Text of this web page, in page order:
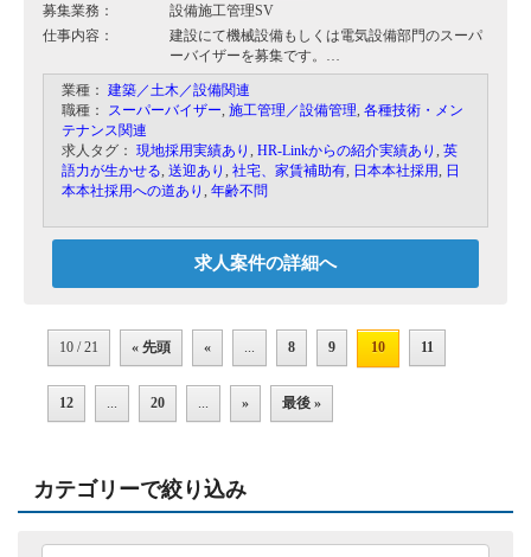
募集業務：
設備施工管理SV
仕事内容：
建設にて機械設備もしくは電気設備部門のスーパ
ーバイザーを募集です。
現場には4～5名の日本人技術者が常駐し、それぞ
れ下に20～30名程度のベトナム人スタッフが配属
されます。
業種： 建築／土木／設備関連
職種：
スーパーバイザー 施工管理／設備管理 各種技術・メン
テナンス関連
求人タグ： 現地採用実績あり HR-Linkからの紹介実績あり
英
語力が生かせる 送迎あり 社宅、家賃補助有 日本本社採用
日
本本社採用への道あり
年齢不問
求人案件の詳細へ
10 / 21 « 先頭 « 8 9 10 11
12 20 » 最後 »
カテゴリーで絞り込み